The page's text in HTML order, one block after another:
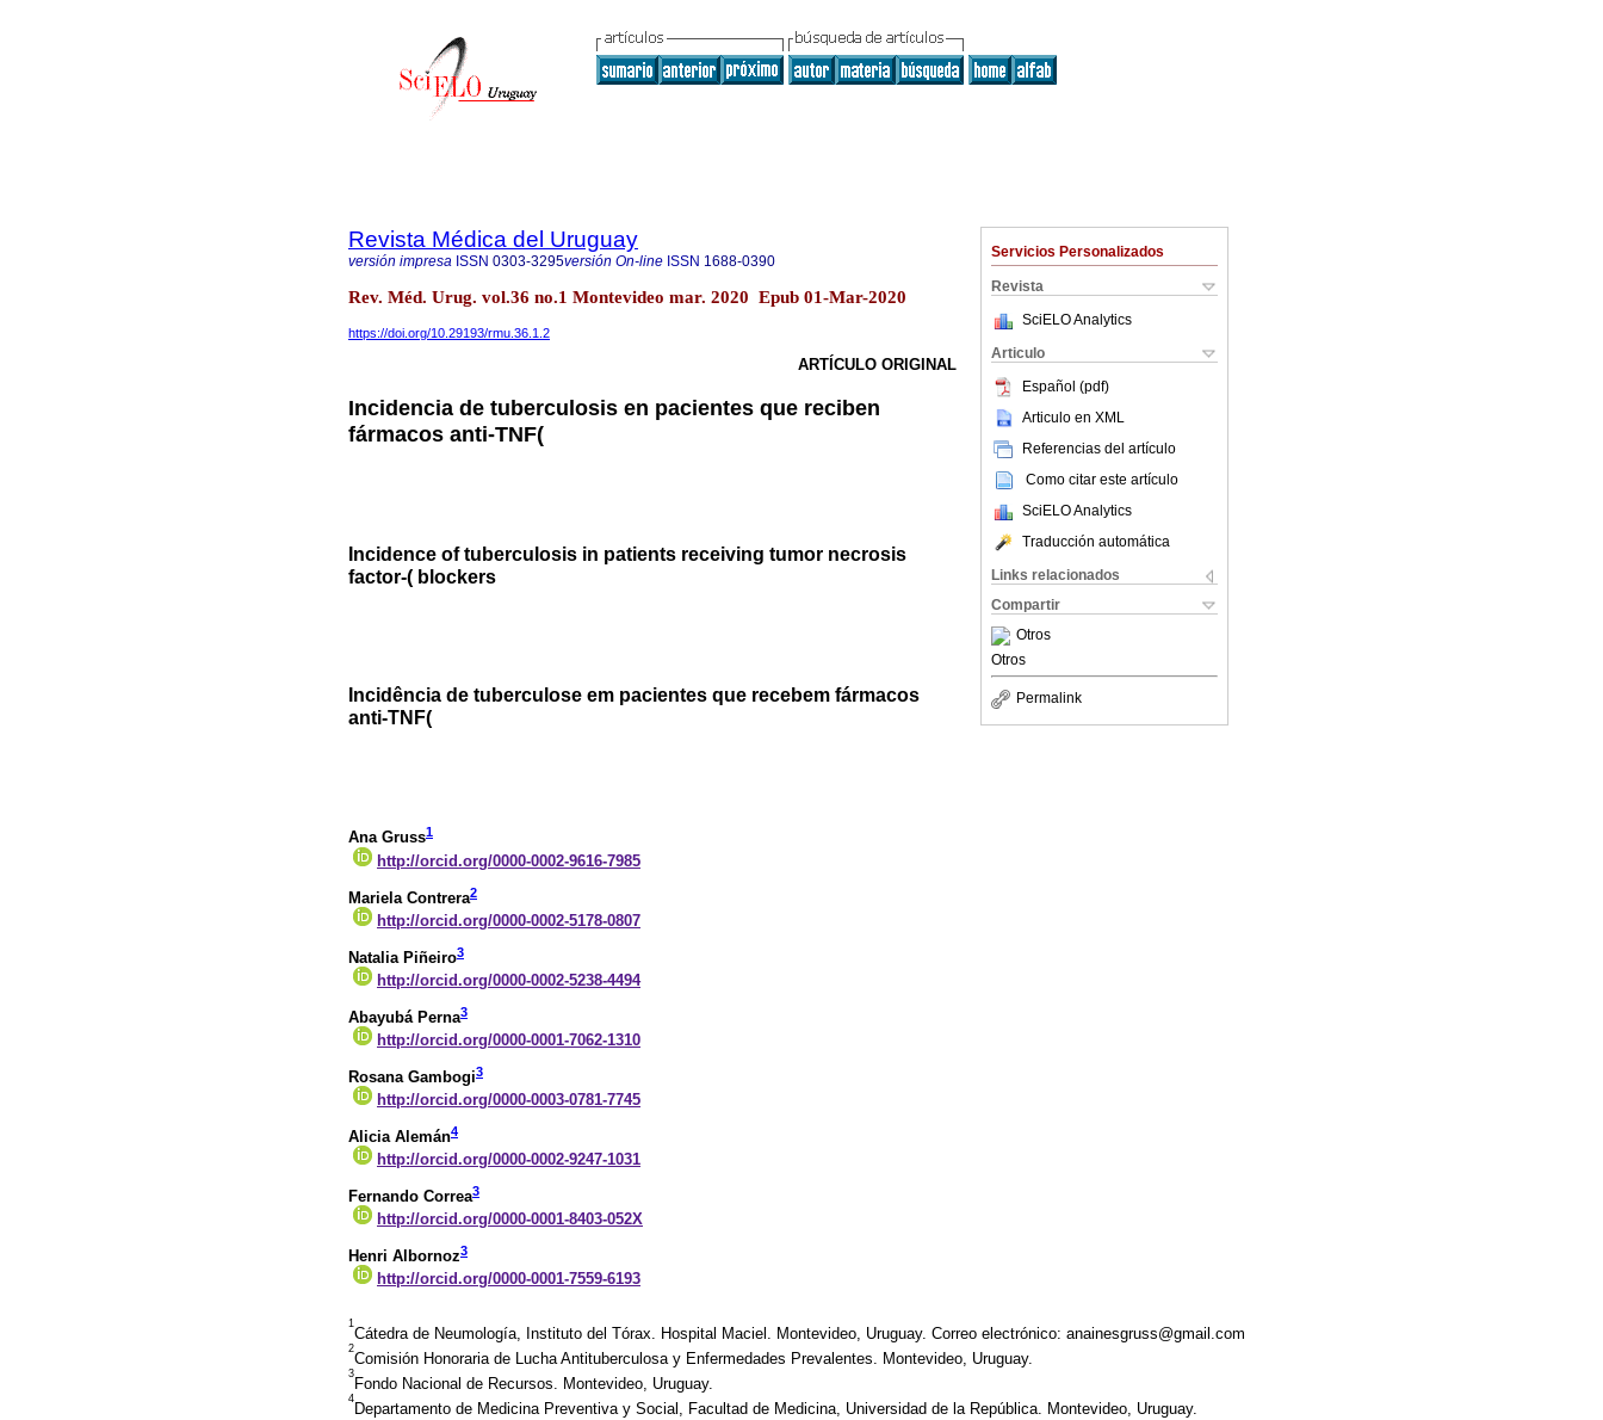
Servicios Personalizados
Revista
SciELO Analytics
Articulo
Español (pdf)
Articulo en XML
Referencias del artículo
Como citar este artículo
SciELO Analytics
Traducción automática
Links relacionados
Compartir
Otros
Otros
Permalink
Revista Médica del Uruguay
versión impresa ISSN 0303-3295versión On-line ISSN 1688-0390
Rev. Méd. Urug. vol.36 no.1 Montevideo mar. 2020 Epub 01-Mar-2020
https://doi.org/10.29193/rmu.36.1.2
ARTÍCULO ORIGINAL
Incidencia de tuberculosis en pacientes que reciben
fármacos anti-TNF(
Incidence of tuberculosis in patients receiving tumor necrosis
factor-( blockers
Incidência de tuberculose em pacientes que recebem fármacos
anti-TNF(
Ana Gruss1
http://orcid.org/0000-0002-9616-7985
Mariela Contrera2
http://orcid.org/0000-0002-5178-0807
Natalia Piñeiro3
http://orcid.org/0000-0002-5238-4494
Abayubá Perna3
http://orcid.org/0000-0001-7062-1310
Rosana Gambogi3
http://orcid.org/0000-0003-0781-7745
Alicia Alemán4
http://orcid.org/0000-0002-9247-1031
Fernando Correa3
http://orcid.org/0000-0001-8403-052X
Henri Albornoz3
http://orcid.org/0000-0001-7559-6193
1
Cátedra de Neumología, Instituto del Tórax. Hospital Maciel. Montevideo, Uruguay. Correo electrónico: anainesgruss@gmail.com
2
Comisión Honoraria de Lucha Antituberculosa y Enfermedades Prevalentes. Montevideo, Uruguay.
3
Fondo Nacional de Recursos. Montevideo, Uruguay.
4
Departamento de Medicina Preventiva y Social, Facultad de Medicina, Universidad de la República. Montevideo, Uruguay.